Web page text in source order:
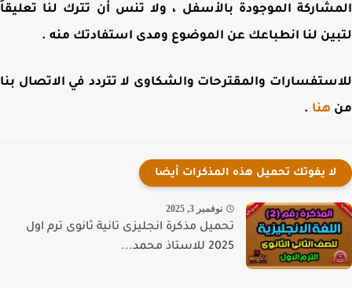
الموجودة بالأسفل ، ولا تنس أن تترك لنا تعليقاً
لنا انطباعك عن الموضوع ومدى استفادتك منه .
والمقترحات والشكاوى لا تتردد في الاتصال بنا
هنا.
لا يفوتك تحميل هذه المذكرات أيضا
نوفمبر 3, 2025
تحميل مذكرة انجليزى تانية ثانوى ترم اول
2025 للاستاذ محمد...